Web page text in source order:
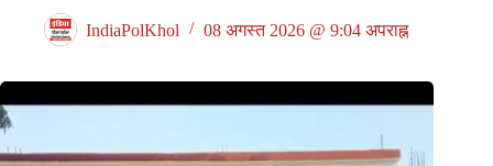
IndiaPolKhol 08 अगस्त 2026 @ 9:04 अपराह्न